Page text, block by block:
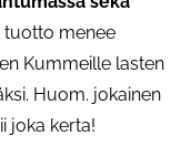
tuotto menee
Kummeille lasten
Huom. jokainen
joka kerta!